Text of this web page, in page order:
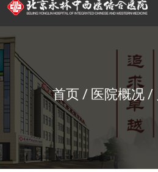
首页 医院概况